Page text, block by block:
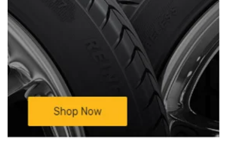
Mọi chi tiết xin liên hệ:TRUNG TÂM NỘI
THẤT Ô TÔ BÌNH HUY HOÀNG – Xưởng
Độ Xe Ô Tô Sinh Cần ThơĐc: 333D/11
Nguyễn Văn Linh, KV3, P. An Khánh ,
Q.Ninh Kiều, Tp Cần Thơ(Cặp vách BV Đa